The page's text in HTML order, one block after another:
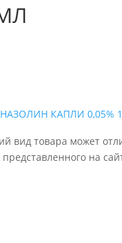
вид товара может
представленного на